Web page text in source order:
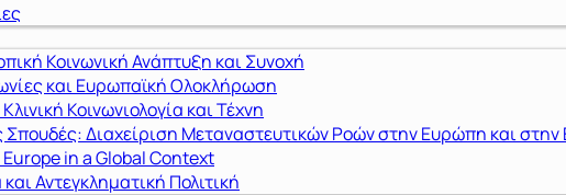
Κοινωνική Ανάπτυξη και Συνοχή
και Ευρωπαϊκή Ολοκλήρωση
Κοινωνιολογία και Τέχνη
Διαχείριση Μεταναστευτικών Ροών στην Ευρώπη και στην
in a Global Context
Αντεγκληματική Πολιτική